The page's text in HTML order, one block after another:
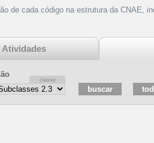
de cada código na estrutura da CNAE,
Atividades